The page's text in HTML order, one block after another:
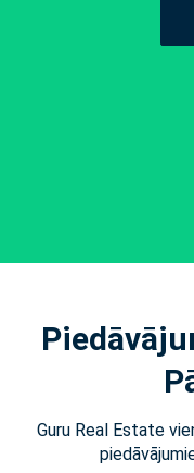
Guru Real Estate